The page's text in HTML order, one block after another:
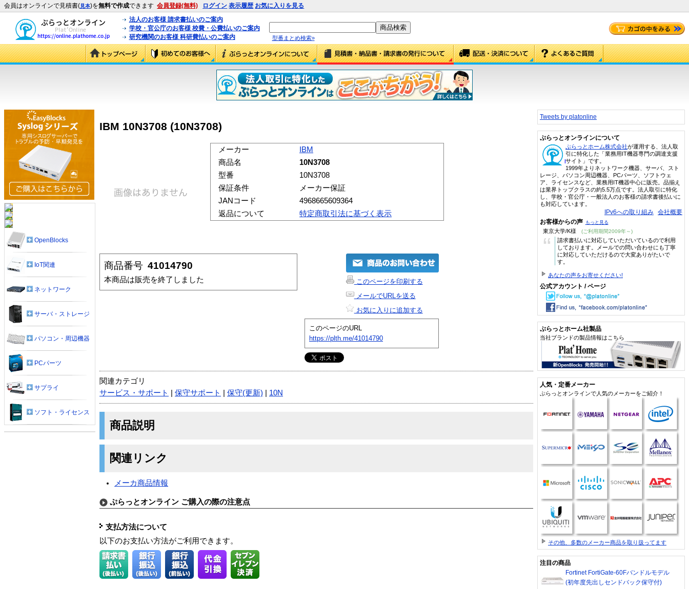
会員はオンラインで見積書(見本)を無料で作成できます 会員登録(無料) ログイン 表示履歴 お気に入りを見る
法人のお客様 請求書払いのご案内
学校・官公庁のお客様 校費・公費払いのご案内
研究機関のお客様 科研費払いのご案内
型番まとめ検索»
IBM 10N3708 (10N3708)
メーカー
IBM
商品名
10N3708
型番
10N3708
保証条件
メーカー保証
JANコード
4968665609364
返品について
特定商取引法に基づく表示
商品番号 41014790
本商品は販売を終了しました
このページを印刷する
メールでURLを送る
お気に入りに追加する
このページのURL
https://plth.me/41014790
関連カテゴリ
サービス・サポート
保守サポート 保守(更新) 10N
商品説明
関連リンク
メーカ商品情報
ぷらっとオンライン ご購入の際の注意点
支払方法について
以下のお支払い方法がご利用できます。
OpenBlocks
IoT関連
ネットワーク
サーバ・ストレージ
パソコン・周辺機器
PCパーツ
サプライ
ソフト・ライセンス
Tweets by platonline
ぷらっとオンラインについて
ぷらっとホーム株式会社が運用する、法人取
引に特化した「業務用IT機器専門の調達支援
サイト」です。
1999年よりネットワーク機器、サーバ、スト
レージ、パソコン周辺機器、PCパーツ、ソフトウェ
ア、ライセンスなど、業務用IT機器中心に販売。品揃え
は業界トップクラスの約5.5万点です。法人取引に特化
し、学校・官公庁・一般法人のお客様の請求書後払いに
も対応しています。
IPv6への取り組み 会社概要
お客様からの声 もっと見る
東京大学/K様 (ご利用期間2009年～)
“
請求書払いに対応していただいているので利用
しております。メールでの問い合わせにも丁寧
に対応していただけるので大変ありがたいで
す。
あなたの声をお寄せください!
公式アカウント / ページ
ぷらっとホーム社製品
当社ブランドの製品情報はこちら
人気・定番メーカー
ぷらっとオンラインで人気のメーカーをご紹介！
その他、多数のメーカー商品を取り扱ってます
注目の商品
Fortinet FortiGate-60Fバンドルモデル
(初年度先出しセンドバック保守付)